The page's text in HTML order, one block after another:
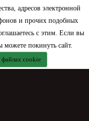
адресов электронной
и прочих подобных
с этим. Если вы
можете покинуть сайт.
cookie